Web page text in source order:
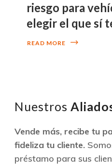
riesgo para
elegir el que sí
READ MORE
Nuestros
Vende más, recibe tu
fideliza tu cliente.
préstamo para sus